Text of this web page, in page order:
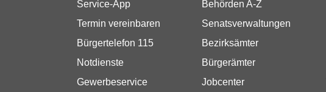
Service-App
Termin vereinbaren
Bürgertelefon 115
Notdienste
Gewerbeservice
Behörden A-Z
Senatsverwaltungen
Bezirksämter
Bürgerämter
Jobcenter